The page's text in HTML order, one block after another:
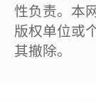
性负责。本
版权单位或
其撤除。